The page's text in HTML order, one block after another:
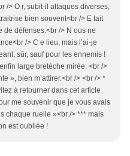
/> O r, subit-il attaques diverses,
bien souvent<br /> E tait
de défenses.<br /> N ous ne
/> C e lieu, mais l’ai-je
sûr, sauf pour les ennemis !
large bretèche mirée. <br />
», bien m’attirer.<br /> <br /> *
à retourner dans cet article
me souvenir que je vous avais
chaque ruelle »<br /> *** mais
est oubliée !